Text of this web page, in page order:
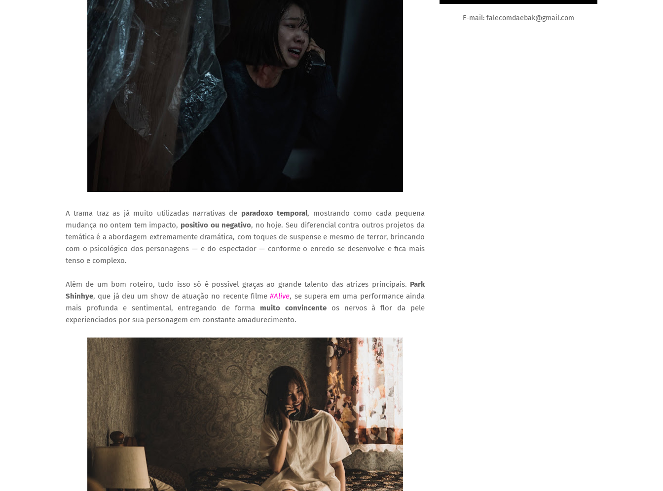
A trama traz as já muito utilizadas narrativas de paradoxo temporal, mostrando como cada pequena
mudança no ontem tem impacto, positivo ou negativo, no hoje. Seu diferencial contra outros projetos da
temática é a abordagem extremamente dramática, com toques de suspense e mesmo de terror, brincando
com o psicológico dos personagens — e do espectador — conforme o enredo se desenvolve e fica mais
tenso e complexo.
Além de um bom roteiro, tudo isso só é possível graças ao grande talento das atrizes principais. Park
Shinhye, que já deu um show de atuação no recente filme#Alive, se supera em uma performance ainda
mais profunda e sentimental, entregando de forma muito convincenteos nervos à flor da pele
experienciados por sua personagem em constante amadurecimento.
E-mail: falecomdaebak@gmail.com